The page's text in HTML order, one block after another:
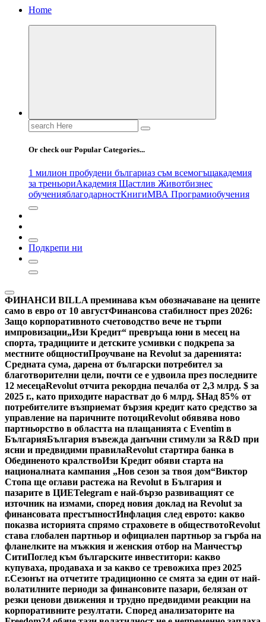
Home
Search
for:
Or check our Popular Categories...
1 милион пробудени българиаз съм всемогъщакадемия
за треньориАкадемия Щастлив Животбизнес
обученияблагодарностКнигиМВА Програмиобучения
Подкрепи ни
ФИНАНСИ BILLA преминава към обозначаване на цените
само в евро от 10 августФинансова стабилност през 2026:
Защо корпоративното счетоводство вече не търпи
импровизации„Изи Кредит“ превръща юни в месец на
спорта, традициите и детските усмивки с подкрепа за
местните общностиПроучване на Revolut за даренията:
Средната сума, дарена от български потребител за
благотворителни цели, почти се е удвоила през последните
12 месецаRevolut отчита рекордна печалба от 2,3 млрд. $ за
2025 г., като приходите нарастват до 6 млрд. $Над 85% от
потребителите възприемат бързия кредит като средство за
управление на паричните потоциRevolut обявява ново
партньорство в областта на плащанията с Eventim в
БългарияБългария въвежда данъчни стимули за R&D при
ясни и предвидими правилаRevolut стартира банка в
Обединеното кралствоИзи Кредит обяви старта на
националната кампания „Нов сезон за твоя дом“Виктор
Стопа ще оглави растежа на Revolut в България и
пазарите в ЦИЕTelegram е най-бързо развиващият се
източник на измами, според новия доклад на Revolut за
финансовата престъпностИнфлация след еврото: какво
показва историята спрямо страховете в обществотоRevolut
става глобален партньор и официален партньор за гърба на
фланелките на мъжкия и женския отбор на Манчестър
СитиПоглед към българските инвеститори: какво
купуваха, продаваха и за какво се тревожиха през 2025
г.Сезонът на отчетите традиционно се смята за един от най-
волатилните периоди за финансовите пазари, белязан от
резки ценови движения и трудно предвидими реакции на
корпоративните резултати. Според анализаторите на